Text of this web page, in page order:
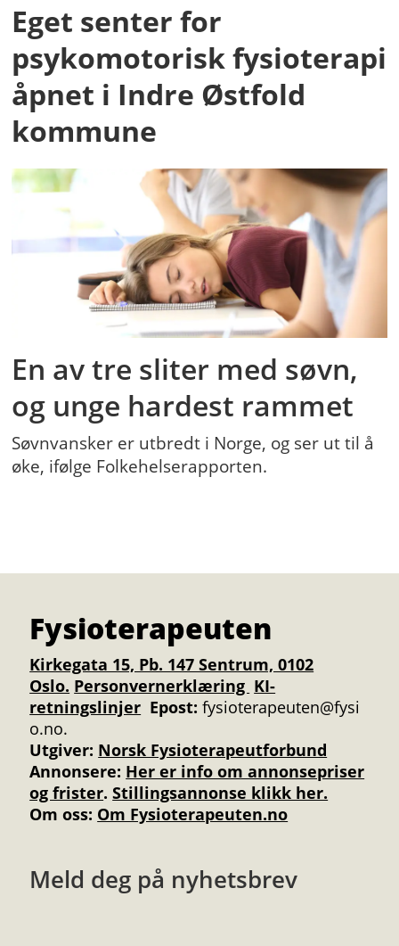
Eget senter for
psykomotorisk fysioterapi
åpnet i Indre Østfold
kommune
En av tre sliter med søvn,
og unge hardest rammet
Søvnvansker er utbredt i Norge, og ser ut til å
øke, ifølge Folkehelserapporten.
Fysioterapeuten
Kirkegata 15, Pb. 147 Sentrum, 0102
Oslo. Personvernerklæring KI-
retningslinjer Epost: fysioterapeuten@fysi
o.no.
Utgiver: Norsk Fysioterapeutforbund
Annonsere: Her er info om annonsepriser
og frister.Stillingsannonse klikk her.
Om oss: Om Fysioterapeuten.no
Meld deg på nyhetsbrev